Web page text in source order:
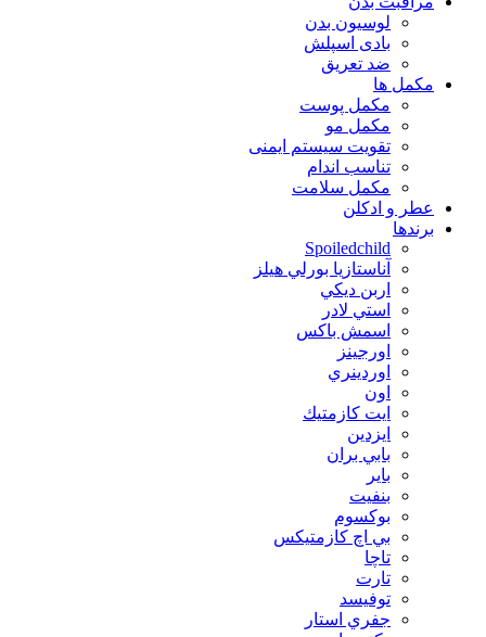
لوسیون بدن
بادی اسپلش
ضد تعریق
مكمل ها
مکمل پوست
مکمل مو
تقویت سیستم ایمنی
تناسب اندام
مکمل سلامت
عطر و ادکلن
برندها
Spoiledchild
آناستازيا بورلي هيلز
اربن ديكي
استي لادر
اسمش باكس
اورجينز
اوردينري
اون
ايت كازمتيك
ايزدين
بابي بران
بایر
بنفيت
بوكسوم
بي اچ كازمتيكس
تاچا
تارت
توفيسد
جفري استار